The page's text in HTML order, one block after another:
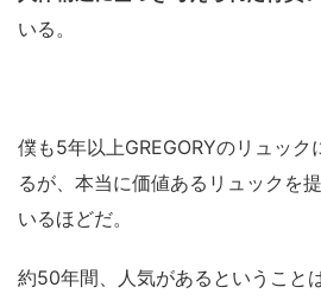
いる。
僕も5年以上GREGORYのリュック
るが、本当に価値あるリュックを
いるほどだ。
約50年間、人気があるということ